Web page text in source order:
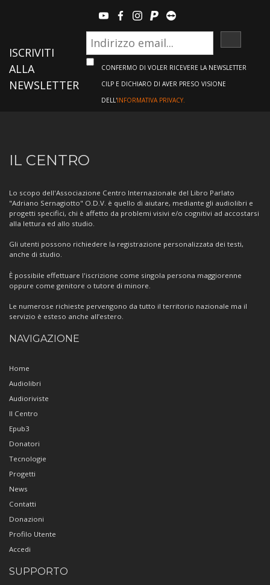
youtubefacebook
instagram
paypalteamviewer
ISCRIVITI
ALLA
NEWSLETTER
CONFERMO DI VOLER RICEVERE LA NEWSLETTER
CILP E DICHIARO DI AVER PRESO VISIONE
DELL'INFORMATIVA PRIVACY.
Informazioni
sul
Centro
IL CENTRO
Lo scopo dell'Associazione Centro Internazionale del Libro Parlato
"Adriano Sernagiotto" O.D.V. è quello di aiutare, mediante gli audiolibri e
progetti specifici, chi è affetto da problemi visivi e/o cognitivi ad accostarsi
alla lettura ed allo studio.
Gli utenti possono richiedere la registrazione personalizzata dei testi,
anche di studio.
È possibile effettuare l'iscrizione come singola persona maggiorenne
oppure come genitore o tutore di minore.
Le numerose richieste pervengono da tutto il territorio nazionale ma il
servizio è esteso anche all’estero.
NAVIGAZIONE
Home
Audiolibri
Audioriviste
Il Centro
Epub3
Donatori
Tecnologie
Progetti
News
Contatti
Donazioni
Profilo Utente
Accedi
SUPPORTO